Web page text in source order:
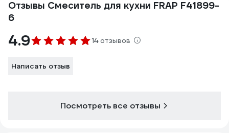
Отзывы Смеситель для кухни FRAP F41899-
6
4.9 14 отзывов
Написать отзыв
Посмотреть все отзывы